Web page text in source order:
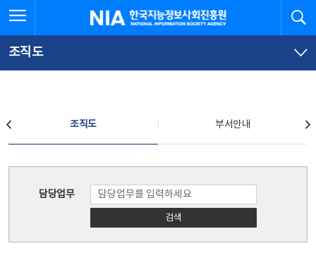
문
로
가
체
뉴
바
가
한국지능정보사회진흥원
조직도
조직도 부서안내
담당업무
검색